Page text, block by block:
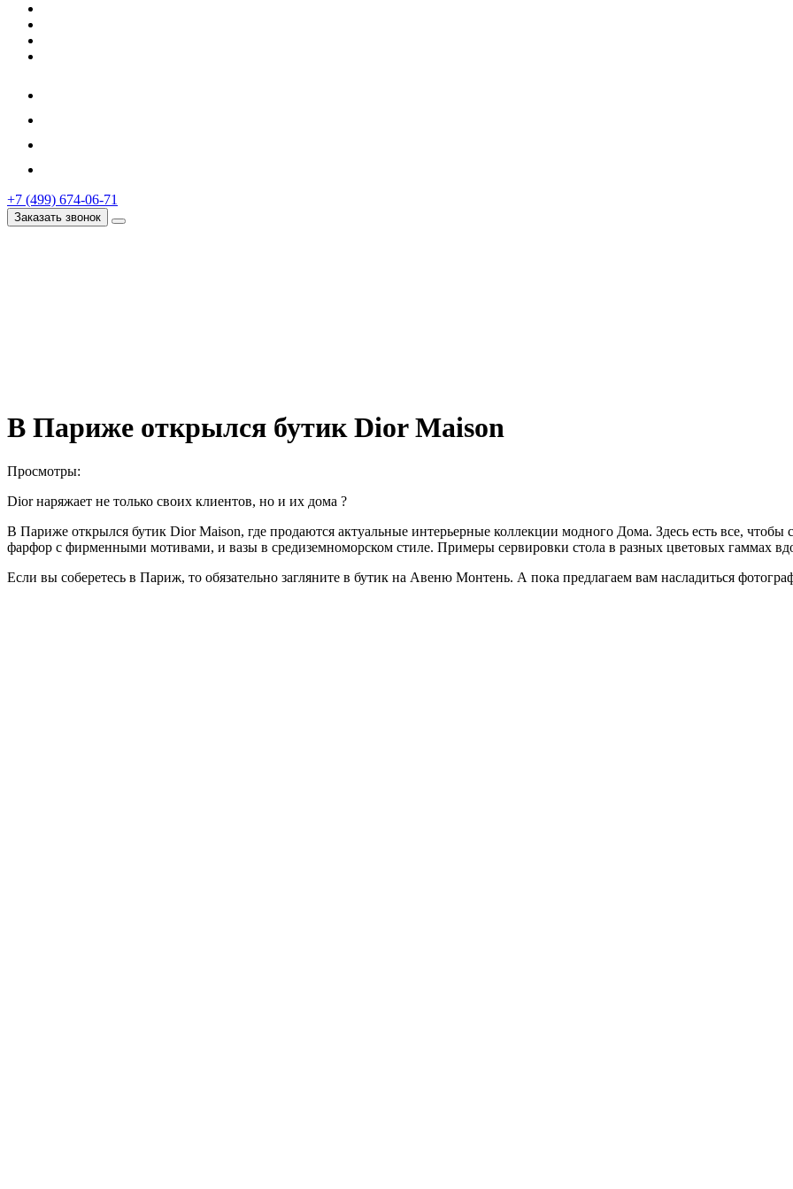
+7 (499) 674-06-71
Заказать звонок
В Париже открылся бутик Dior Maison
Просмотры:
Dior наряжает не только своих клиентов, но и их дома ?
В Париже открылся бутик Dior Maison, где продаются актуальные интерьерные коллекции модного Дома. Здесь есть все,
фарфор с фирменными мотивами, и вазы в средиземноморском стиле. Примеры сервировки стола в разных цветовых гаммах
Если вы соберетесь в Париж, то обязательно загляните в бутик на Авеню Монтень. А пока предлагаем вам насладиться